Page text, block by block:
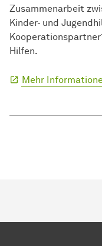
Zusammenarbeit
Kinder- und
Hilfen.
Mehr